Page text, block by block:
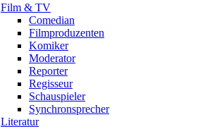
Film & TV
Comedian
Filmproduzenten
Komiker
Moderator
Reporter
Regisseur
Schauspieler
Synchronsprecher
Literatur